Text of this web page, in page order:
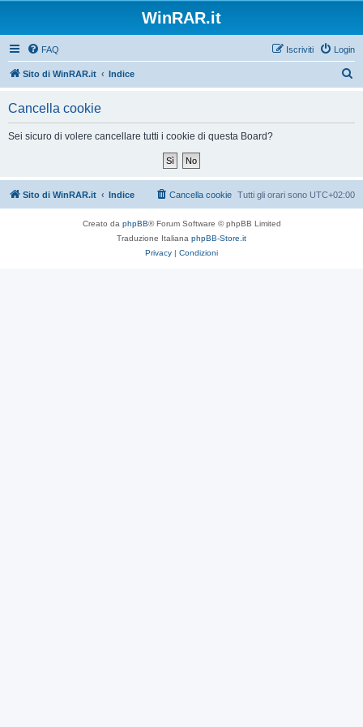
WinRAR.it
FAQ Login
Iscriviti
Sito di WinRAR.it Indice
Cancella cookie
Sei sicuro di volere cancellare tutti i cookie di questa Board?
Sito di WinRAR.it Indice Tutti gli orari sono UTC+02:00
Cancella cookie
Creato da phpBB® Forum Software © phpBB Limited
Traduzione Italiana phpBB-Store.it
Privacy | Condizioni